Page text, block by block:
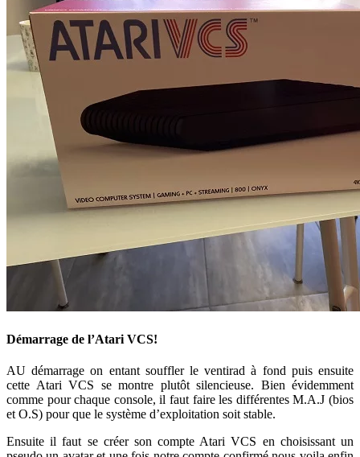
Démarrage de l’Atari VCS!
AU démarrage on entant souffler le ventirad à fond puis ensuite
cette Atari VCS se montre plutôt silencieuse. Bien évidemment
comme pour chaque console, il faut faire les différentes M.A.J (bios
et O.S) pour que le système d’exploitation soit stable.
Ensuite il faut se créer son compte Atari VCS en choisissant un